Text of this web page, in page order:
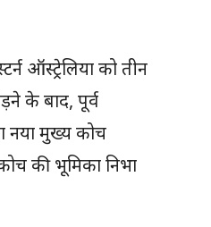
ऑस्ट्रेलिया को तीन
के बाद, पूर्व
नया मुख्य कोच
की भूमिका निभा